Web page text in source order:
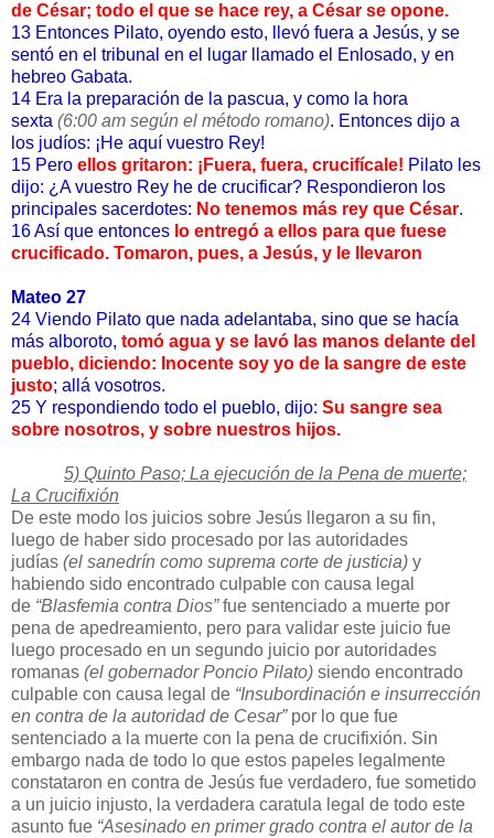
de César; todo el que se hace rey, a César se opone.
13 Entonces Pilato, oyendo esto, llevó fuera a Jesús, y se
sentó en el tribunal en el lugar llamado el Enlosado, y en
hebreo Gabata.
14 Era la preparación de la pascua, y como la hora
sexta (6:00 am según el método romano). Entonces dijo a
los judíos: ¡He aquí vuestro Rey!
15 Pero ellos gritaron: ¡Fuera, fuera, crucifícale! Pilato les
dijo: ¿A vuestro Rey he de crucificar? Respondieron los
principales sacerdotes: No tenemos más rey que César.
16 Así que entonces lo entregó a ellos para que fuese
crucificado. Tomaron, pues, a Jesús, y le llevaron
Mateo 27
24 Viendo Pilato que nada adelantaba, sino que se hacía
más alboroto, tomó agua y se lavó las manos delante del
pueblo, diciendo: Inocente soy yo de la sangre de este
justo; allá vosotros.
25 Y respondiendo todo el pueblo, dijo: Su sangre sea
sobre nosotros, y sobre nuestros hijos.
5) Quinto Paso; La ejecución de la Pena de muerte;
La Crucifixión
De este modo los juicios sobre Jesús llegaron a su fin,
luego de haber sido procesado por las autoridades
judías (el sanedrín como suprema corte de justicia) y
habiendo sido encontrado culpable con causa legal
de “Blasfemia contra Dios”fue sentenciado a muerte por
pena de apedreamiento, pero para validar este juicio fue
luego procesado en un segundo juicio por autoridades
romanas (el gobernador Poncio Pilato) siendo encontrado
culpable con causa legal de “Insubordinación e insurrección
en contra de la autoridad de Cesar” por lo que fue
sentenciado a la muerte con la pena de crucifixión. Sin
embargo nada de todo lo que estos papeles legalmente
constataron en contra de Jesús fue verdadero, fue sometido
a un juicio injusto, la verdadera caratula legal de todo este
asunto fue “Asesinado en primer grado contra el autor de la